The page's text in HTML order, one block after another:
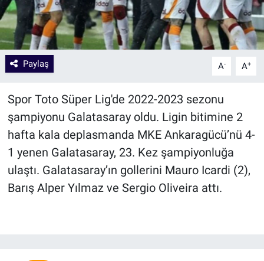
Paylaş A- A+
Spor Toto Süper Lig'de 2022-2023 sezonu
şampiyonu Galatasaray oldu. Ligin bitimine 2
hafta kala deplasmanda MKE Ankaragücü’nü 4-
1 yenen Galatasaray, 23. Kez şampiyonluğa
ulaştı. Galatasaray’ın gollerini Mauro Icardi (2),
Barış Alper Yılmaz ve Sergio Oliveira attı.